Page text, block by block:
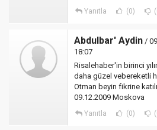
Yanıtla (0)
Abdulbar' Aydin /
18:07
Risalehaber'in birinci
daha güzel vebereketli
Otman beyin fikrine
09.12.2009 Moskova
Yanıtla (0)